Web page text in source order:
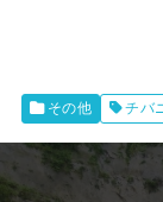
その他 チバ